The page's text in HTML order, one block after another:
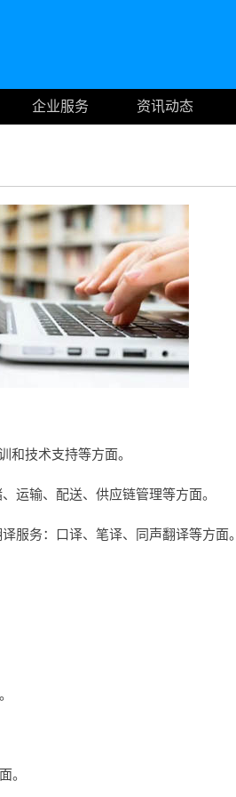
企业服务 资讯动态
和技术支持等方面。
运输、配送、供应链管理等方面。
服务：口译、笔译、同声翻译等方面。
。